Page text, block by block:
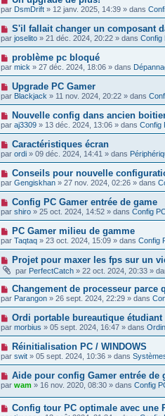
a
g
e
e
s
s
a
g
e
e
a
u
m
e
s
a
g
e
o
u
v
e
a
u
m
e
s
s
a
g
e
par DsmDrift » 12 janv. 2025, 14:39 » dans
N
o
u
a
u
m
e
s
s
a
g
e
S'il fallait changer un composant
par joselito » 21 déc. 2024, 20:22 » dans Config
N
o
u
v
e
a
u
m
e
s
s
a
g
e
problème pc bloqué
par mick » 27 déc. 2024, 18:06 » dans
N
o
u
v
e
a
u
m
e
s
s
a
g
e
Upgrade PC Gamer
par Blackjack » 11 nov. 2024, 20:22 » dans
N
o
u
e
a
u
m
e
s
s
a
g
e
Nouvelle config dans ancien
par aj3309 » 13 déc. 2024, 13:06 » dans Config
N
o
u
e
a
u
m
e
s
s
a
g
e
Caractéristiques écran
par ordi » 09 déc. 2024, 14:41 » dans
N
o
u
e
a
u
m
e
s
s
a
g
e
Conseils pour nouvelle
par Gengiskhan » 27 nov. 2024, 02:26 » dans
N
o
u
v
e
a
u
m
e
s
s
a
g
e
Config PC Gamer entrée de game
par shiro » 25 oct. 2024, 14:52 » dans Config
N
o
u
v
e
a
u
m
e
s
s
a
g
e
PC Gamer milieu de gamme
par Taqtaq » 23 oct. 2024, 15:09 » dans Config
N
u
e
a
u
m
e
s
s
a
g
e
Projet pour maxer les fps sur un
par PerfectCatch » 22 oct. 2024, 20:33 »
N
o
u
e
a
u
m
e
s
a
g
e
Changement de processeur parce
par Parangon » 26 sept. 2024, 22:29 » dans
N
o
u
v
e
a
u
m
e
s
a
Ordi portable bureautique étudiant
par morbius » 05 sept. 2024, 16:47 » dans
N
o
u
e
a
u
m
e
Réinitialisation PC / WINDOWS
par swit » 05 sept. 2024, 10:36 » dans
N
o
u
v
e
Aide pour config Gamer entrée de
par wam » 16 nov. 2020, 08:30 » dans Config
NConfig tour PC optimale avec une